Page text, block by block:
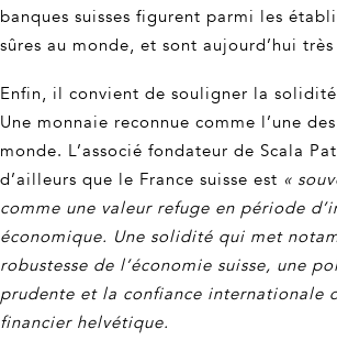
banques suisses figurent parmi les
sûres au monde, et sont aujourd’hui
Enfin, il convient de souligner la solidité
Une monnaie reconnue comme l’une
monde. L’associé fondateur de Scala
d’ailleurs que le France suisse est «
comme une valeur refuge en période
économique. Une solidité qui met
robustesse de l’économie suisse, une
prudente et la confiance internationale
financier helvétique.